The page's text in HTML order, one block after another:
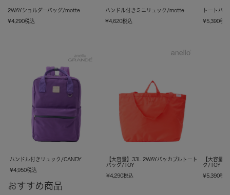
2WAYショルダーバッグ/motte
¥4,290税込
ハンドル付きミニリュック/motte
¥4,620税込
トートバ
¥5,390税込
ハンドル付きリュック/CANDY
¥4,950税込
【大容量】33L 2WAYパッカブルトート
バッグ/TOY
¥4,290税込
【大容量
ク/TOY
¥5,390税込
おすすめ商品